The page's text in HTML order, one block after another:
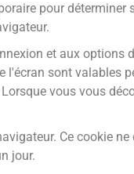
pour déterminer
et aux options
sont valables
vous vous
Ce cookie
jour.